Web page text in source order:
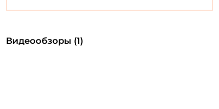
Видеообзоры (1)